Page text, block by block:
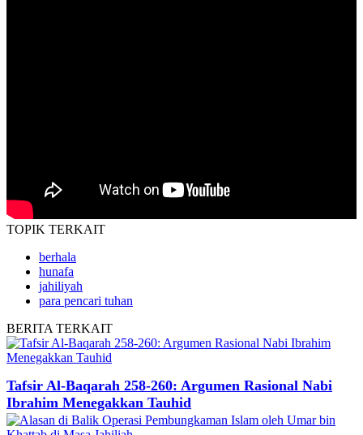
TOPIK TERKAIT
berhala
hunafa
jahiliyah
para pencari tuhan
BERITA TERKAIT
Tafsir Al-Baqarah 258-260: Argumen Rasional Nabi
Ibrahim Menegakkan Tauhid